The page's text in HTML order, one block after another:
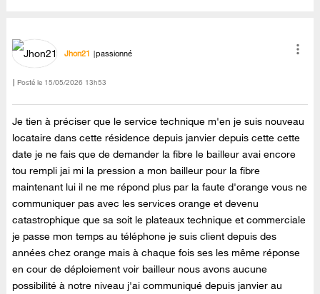
Jhon21 passionné
Posté le ‎15/05/2026 13h53
Je tien à préciser que le service technique m'en je suis nouveau
locataire dans cette résidence depuis janvier depuis cette cette
date je ne fais que de demander la fibre le bailleur avai encore
tou rempli jai mi la pression a mon bailleur pour la fibre
maintenant lui il ne me répond plus par la faute d'orange vous ne
communiquer pas avec les services orange et devenu
catastrophique que sa soit le plateaux technique et commerciale
je passe mon temps au téléphone je suis client depuis des
années chez orange mais à chaque fois ses les même réponse
en cour de déploiement voir bailleur nous avons aucune
possibilité à notre niveau j'ai communiqué depuis janvier au